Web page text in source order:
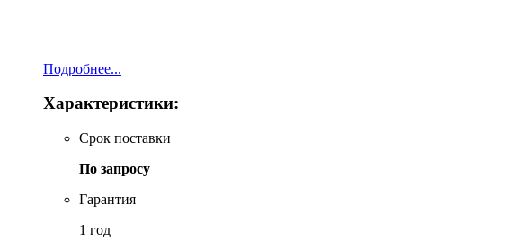
Подробнее...
Характеристики:
Срок поставки
По запросу
Гарантия
1 год